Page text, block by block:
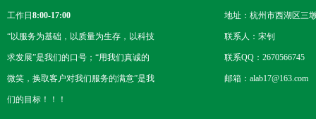
工作日 8:00-17:00
“以服务为基础，以质量为生存，以科技
求发展”是我们的口号；“用我们真诚的
微笑，换取客户对我们服务的满意”是我
们的目标！！！
地址：杭州市西湖区三
联系人：宋钊
联系QQ：2670566745
邮箱：alab17@163.com